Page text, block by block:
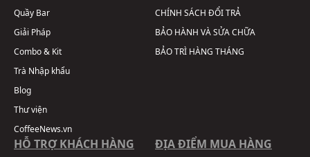
Quầy Bar
Giải Pháp
Combo & Kit
Trà Nhập khẩu
Blog
Thư viện
CoffeeNews.vn
CHÍNH SÁCH ĐỔI TRẢ
BẢO HÀNH VÀ SỬA CHỮA
BẢO TRÌ HÀNG THÁNG
HỖ TRỢ KHÁCH HÀNG ĐỊA ĐIỂM MUA HÀNG